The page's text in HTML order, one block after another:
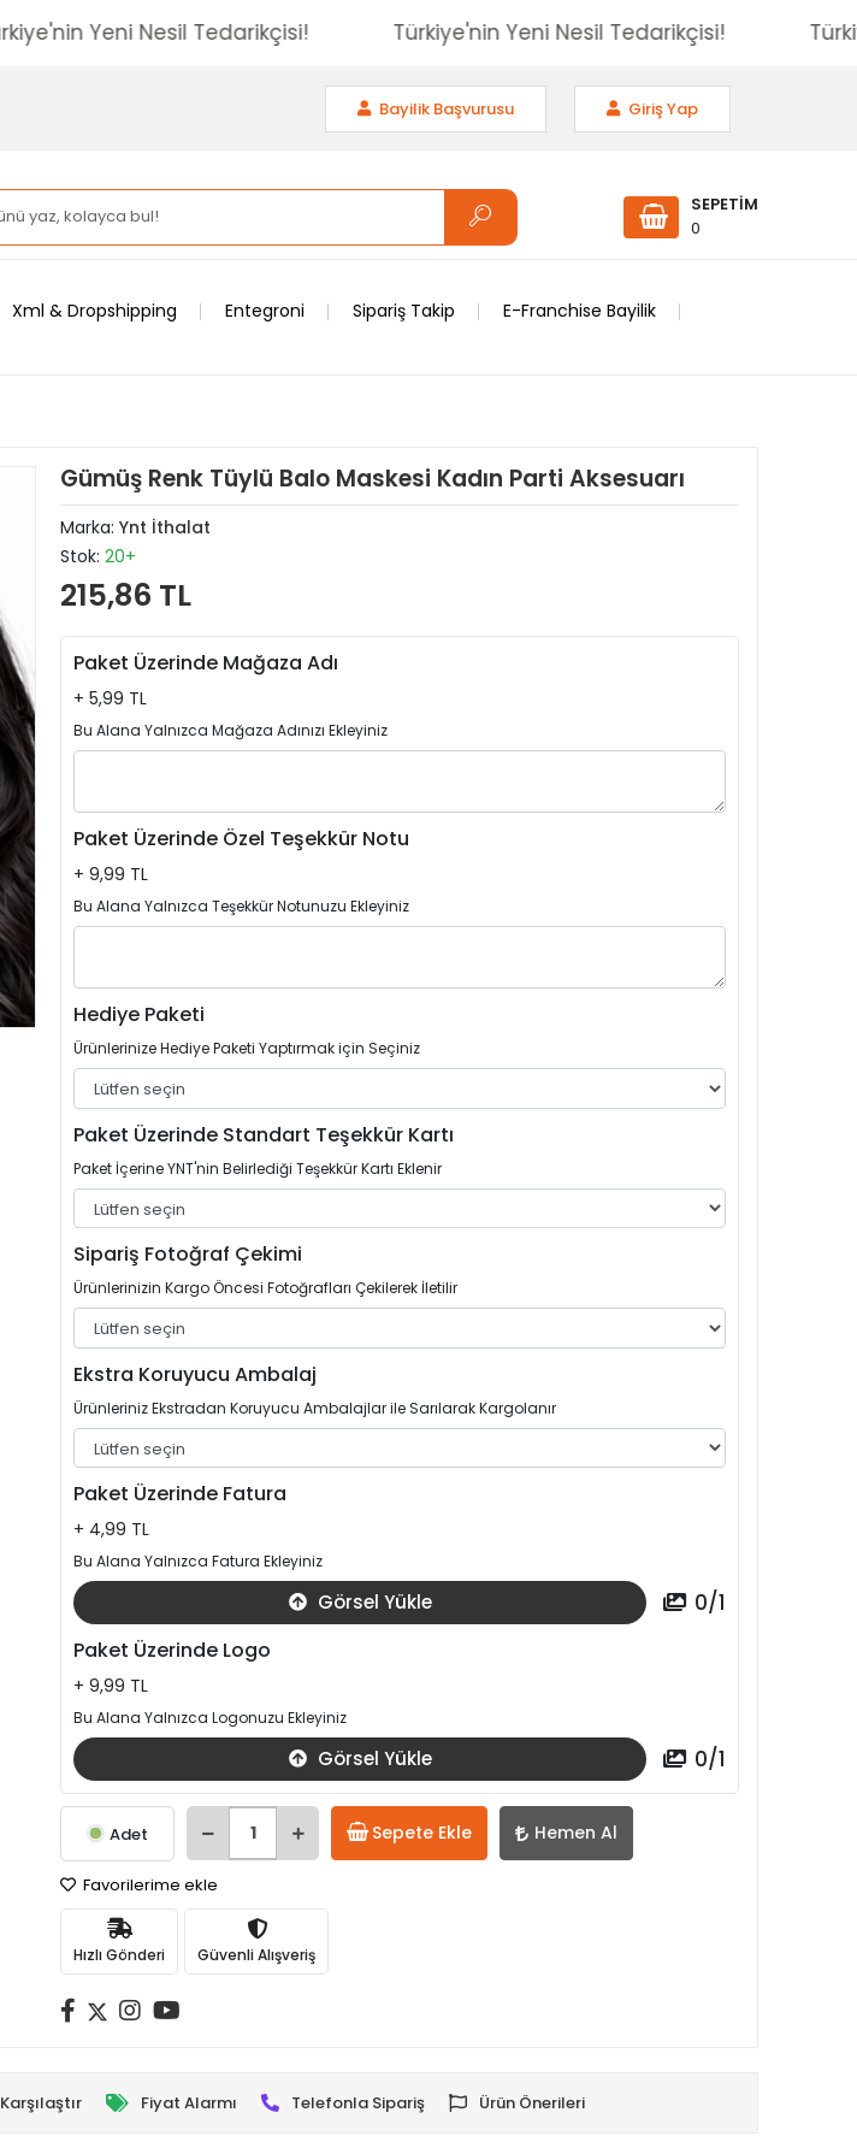
Türkiye'nin Yeni Nesil Tedarikçisi! Türkiye'nin Yeni Nesil Tedarikçisi!
Giriş Yap
Bayilik Başvurusu
SEPETİM
0
Xml & Dropshipping Entegroni Sipariş Takip E-Franchise Bayilik
Gümüş Renk Tüylü Balo Maskesi Kadın Parti Aksesuarı
Marka: Ynt İthalat
Stok: 20+
215,86 TL
Paket Üzerinde Mağaza Adı
+ 5,99 TL
Bu Alana Yalnızca Mağaza Adınızı Ekleyiniz
Paket Üzerinde Özel Teşekkür Notu
+ 9,99 TL
Bu Alana Yalnızca Teşekkür Notunuzu Ekleyiniz
Hediye Paketi
Ürünlerinize Hediye Paketi Yaptırmak için Seçiniz
Paket Üzerinde Standart Teşekkür Kartı
Paket İçerine YNT'nin Belirlediği Teşekkür Kartı Eklenir
Sipariş Fotoğraf Çekimi
Ürünlerinizin Kargo Öncesi Fotoğrafları Çekilerek İletilir
Ekstra Koruyucu Ambalaj
Ürünleriniz Ekstradan Koruyucu Ambalajlar ile Sarılarak Kargolanır
Paket Üzerinde Fatura
+ 4,99 TL
Bu Alana Yalnızca Fatura Ekleyiniz
Görsel Yükle 0/1
Paket Üzerinde Logo
+ 9,99 TL
Bu Alana Yalnızca Logonuzu Ekleyiniz
Görsel Yükle 0/1
Adet Sepete Ekle Hemen Al
Favorilerime ekle
Hızlı Gönderi Güvenli Alışveriş
Karşılaştır Fiyat Alarmı Telefonla Sipariş Ürün Önerileri